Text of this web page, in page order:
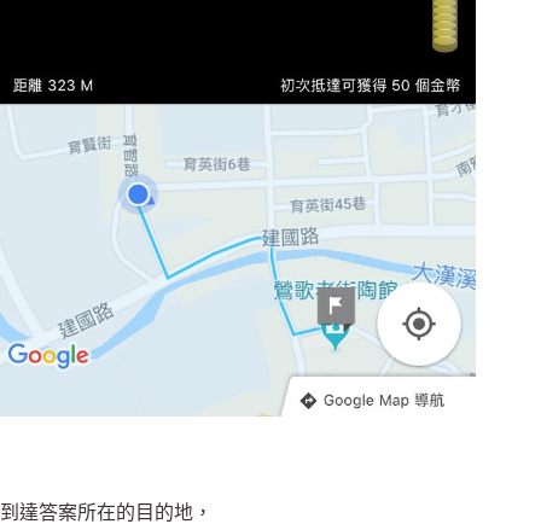
到達答案所在的目的地，